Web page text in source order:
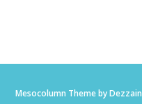
Mesocolumn Theme by Dezzain